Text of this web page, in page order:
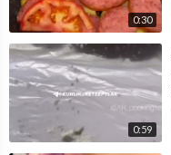
0:30
0:59